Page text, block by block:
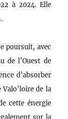
à 2024. Elle
poursuit, avec
de l’Ouest de
d’absorber
de la
cette énergie